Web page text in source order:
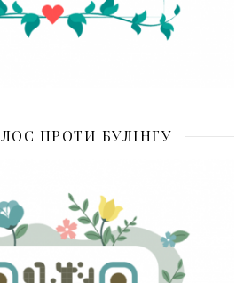
ПРОТИ БУЛІНГУ